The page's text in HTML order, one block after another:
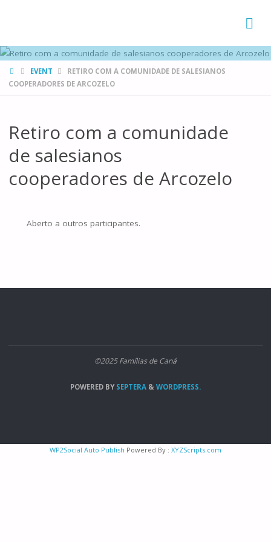
HOMEEVENT
RETIRO COM A COMUNIDADE DE SALESIANOS
COOPERADORES DE ARCOZELO
Retiro com a comunidade
de salesianos
cooperadores de Arcozelo
Aberto a outros participantes.
©2025 Famílias de Caná
POWERED BYSEPTERA & WORDPRESS.
WP2Social Auto Publish Powered By : XYZScripts.com